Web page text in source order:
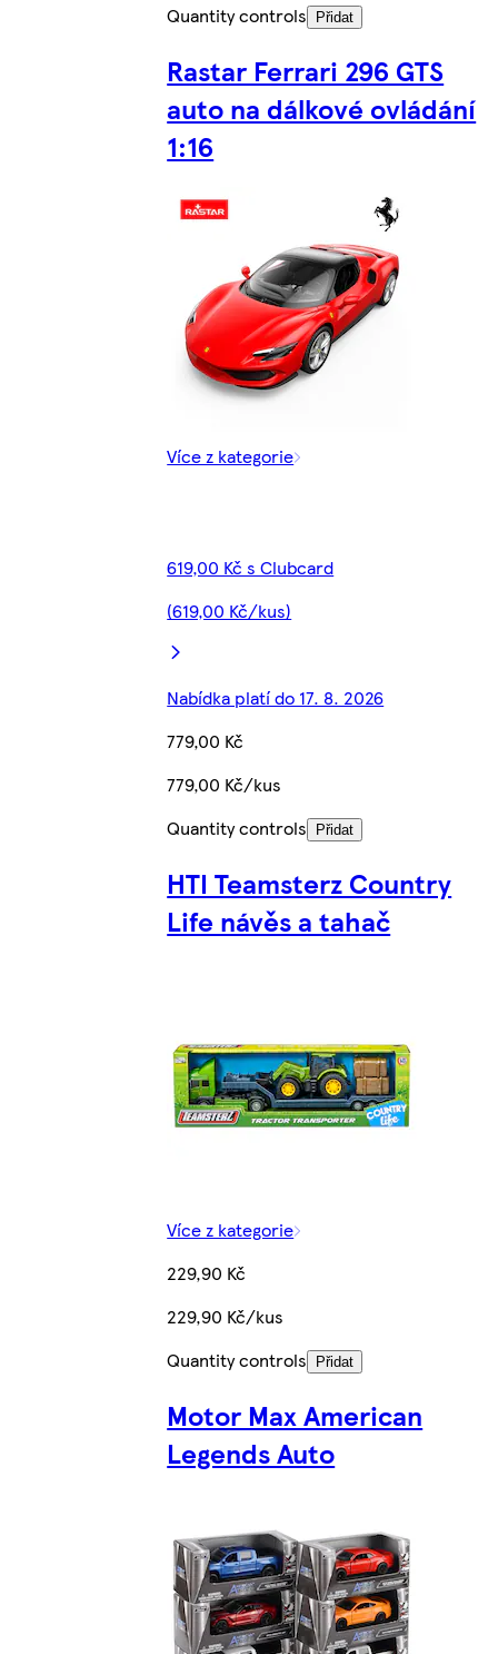
Quantity controls
Přidat
Rastar Ferrari 296 GTS
auto na dálkové ovládání
1:16
Více z kategorie
619,00 Kč s Clubcard
(619,00 Kč/kus)
Nabídka platí do 17. 8. 2026
779,00 Kč
779,00 Kč/kus
Quantity controls Přidat
HTI Teamsterz Country
Life návěs a tahač
Více z kategorie
229,90 Kč
229,90 Kč/kus
Quantity controls
Přidat
Motor Max American
Legends Auto